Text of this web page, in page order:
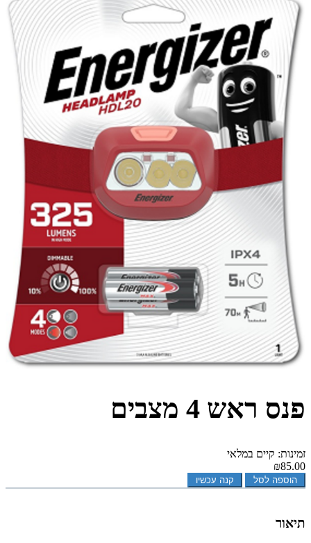
פנס ראש 4 מצבים
זמינות: קיים במלאי
₪85.00
הוספה לסל קנה עכשיו
תיאור